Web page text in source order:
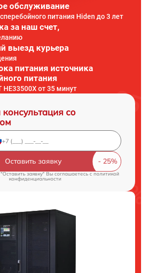
обслуживание
питания Hiden до 3 лет
за наш счет,
выезд курьера
питания источника
питания
HE33500X от 35 минут
со
Оставить заявку
заявку" Вы соглашаетесь c политикой
конфиденциальности